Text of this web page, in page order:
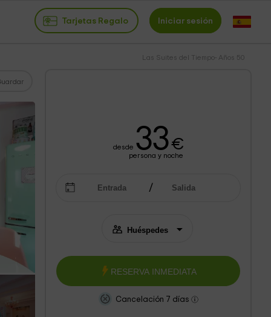
Tarjetas Regalo Iniciar sesión
Las Suites del Tiempo- Años 50
desde 33€
persona y noche
RESERVA INMEDIATA
Cancelación 7 días